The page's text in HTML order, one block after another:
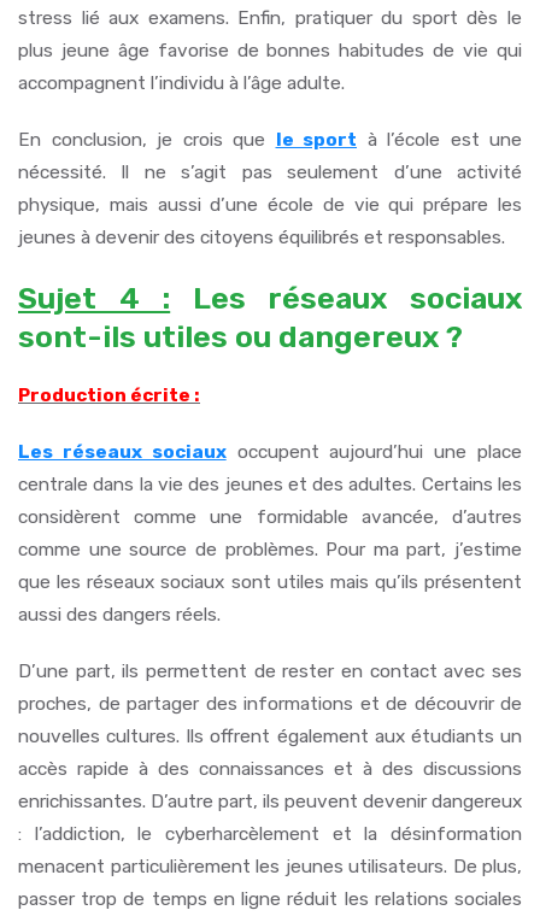
stress lié aux examens. Enfin, pratiquer du sport dès le
plus jeune âge favorise de bonnes habitudes de vie qui
accompagnent l’individu à l’âge adulte.
En conclusion, je crois que le sport à l’école est une
nécessité. Il ne s’agit pas seulement d’une activité
physique, mais aussi d’une école de vie qui prépare les
jeunes à devenir des citoyens équilibrés et responsables.
Sujet 4 : Les réseaux sociaux
sont-ils utiles ou dangereux ?
Production écrite :
Les réseaux sociauxoccupent aujourd’hui une place
centrale dans la vie des jeunes et des adultes. Certains les
considèrent comme une formidable avancée, d’autres
comme une source de problèmes. Pour ma part, j’estime
que les réseaux sociaux sont utiles mais qu’ils présentent
aussi des dangers réels.
D’une part, ils permettent de rester en contact avec ses
proches, de partager des informations et de découvrir de
nouvelles cultures. Ils offrent également aux étudiants un
accès rapide à des connaissances et à des discussions
enrichissantes. D’autre part, ils peuvent devenir dangereux
: l’addiction, le cyberharcèlement et la désinformation
menacent particulièrement les jeunes utilisateurs. De plus,
passer trop de temps en ligne réduit les relations sociales